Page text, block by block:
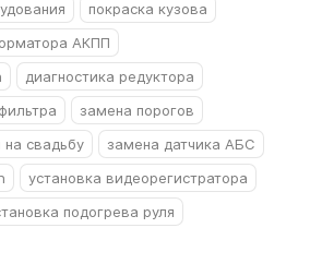
покраска кузова
АКПП
диагностика редуктора
замена порогов
свадьбу
замена датчика АБС
установка видеорегистратора
подогрева руля